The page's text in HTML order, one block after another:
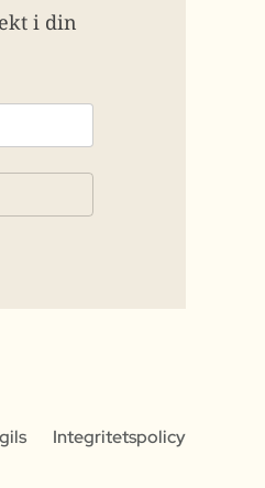
i din
Integritetspolicy